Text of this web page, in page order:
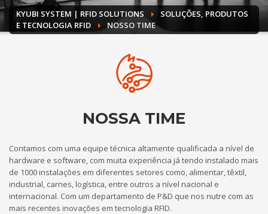
KYUBI SYSTEM | RFID SOLUTIONS
SOLUÇÕES, PRODUTOS
E TECNOLOGIA RFID
NOSSO TIME
NOSSA TIME
Contamos com uma equipe técnica altamente qualificada a nível de
hardware e software, com muita experiência já tendo instalado mais
de 1000 instalações em diferentes setores como, alimentar, têxtil,
industrial, carnes, logística, entre outros a nível nacional e
internacional. Com um departamento de P&D que nos nutre com as
mais recentes inovações em tecnologia RFID.